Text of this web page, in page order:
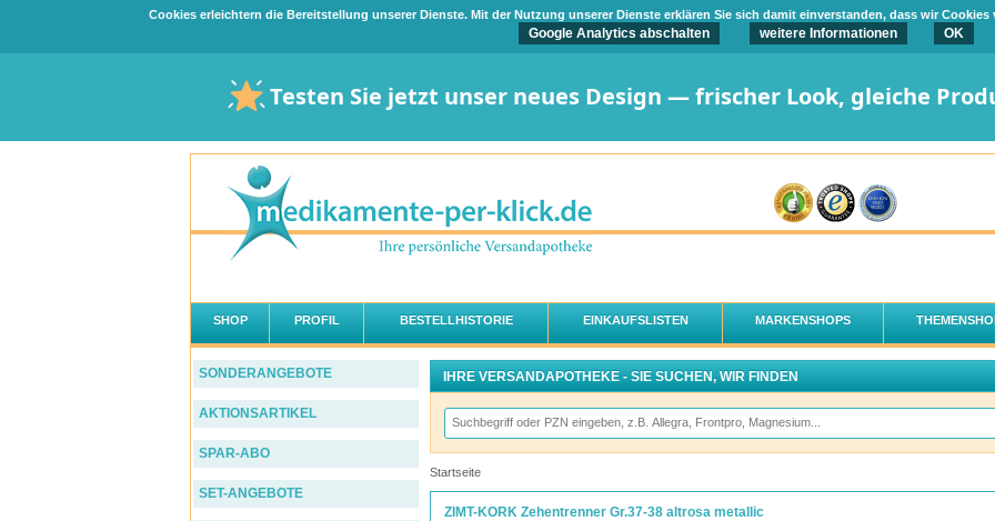
Cookies erleichtern die Bereitstellung unserer Dienste. Mit der Nutzung unserer Dienste erklären Sie sich damit einverstanden, dass wir
Google Analytics abschalten weitere Informationen OK
Testen Sie jetzt unser neues Design — frischer Look, gleiche
SHOP PROFIL BESTELLHISTORIE EINKAUFSLISTEN MARKENSHOPS
IHRE VERSANDAPOTHEKE - SIE SUCHEN, WIR FINDEN
Startseite
ZIMT-KORK Zehentrenner Gr.37-38 altrosa metallic
SONDERANGEBOTE
AKTIONSARTIKEL
SPAR-ABO
SET-ANGEBOTE